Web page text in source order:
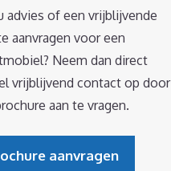
advies of een vrijblijvende
aanvragen voor een
Neem dan direct
vrijblijvend contact op door
aan te vragen.
aanvragen